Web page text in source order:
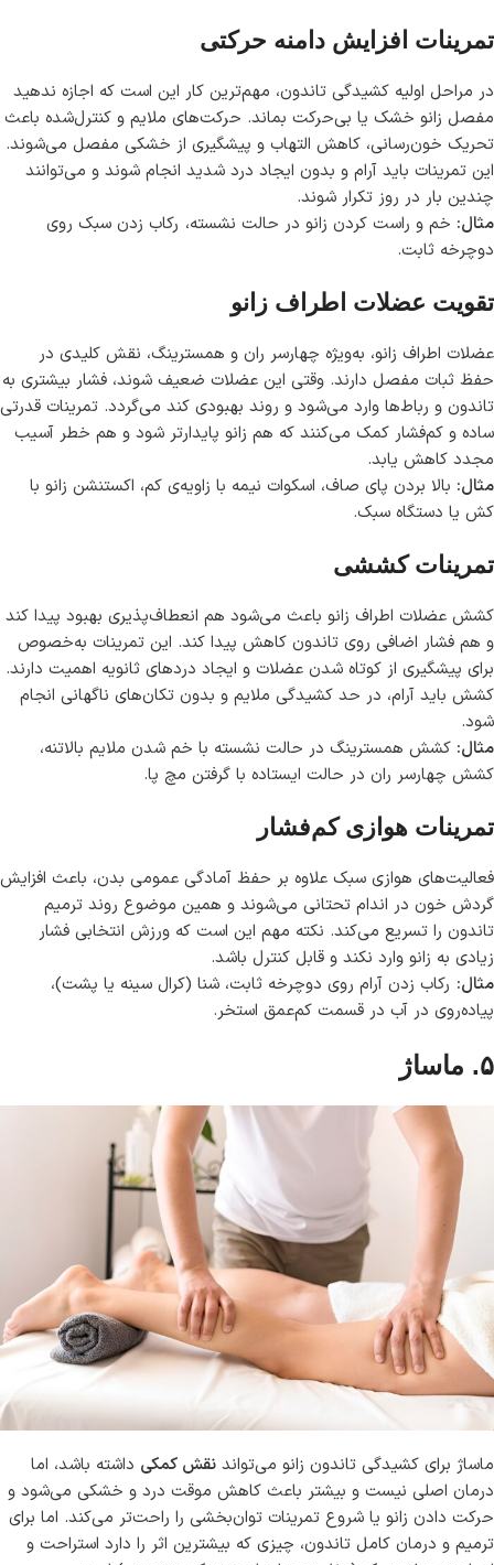
تمرینات افزایش دامنه حرکتی
در مراحل اولیه‌ کشیدگی تاندون، مهم‌ترین کار این است که اجازه ندهید
مفصل زانو خشک یا بی‌حرکت بماند. حرکت‌های ملایم و کنترل‌شده باعث
تحریک خون‌رسانی، کاهش التهاب و پیشگیری از خشکی مفصل می‌شوند.
این تمرینات باید آرام و بدون ایجاد درد شدید انجام شوند و می‌توانند
چندین بار در روز تکرار شوند.
مثال: خم و راست کردن زانو در حالت نشسته، رکاب زدن سبک روی
دوچرخه ثابت.
تقویت عضلات اطراف زانو
عضلات اطراف زانو، به‌ویژه چهارسر ران و همسترینگ، نقش کلیدی در
حفظ ثبات مفصل دارند. وقتی این عضلات ضعیف شوند، فشار بیشتری به
تاندون و رباط‌ها وارد می‌شود و روند بهبودی کند می‌گردد. تمرینات قدرتی
ساده و کم‌فشار کمک می‌کنند که هم زانو پایدارتر شود و هم خطر آسیب
مجدد کاهش یابد.
مثال: بالا بردن پای صاف، اسکوات نیمه با زاویه‌ی کم، اکستنشن زانو با
کش یا دستگاه سبک.
تمرینات کششی
کشش عضلات اطراف زانو باعث می‌شود هم انعطاف‌پذیری بهبود پیدا کند
و هم فشار اضافی روی تاندون کاهش پیدا کند. این تمرینات به‌خصوص
برای پیشگیری از کوتاه شدن عضلات و ایجاد دردهای ثانویه اهمیت دارند.
کشش باید آرام، در حد کشیدگی ملایم و بدون تکان‌های ناگهانی انجام
شود.
مثال: کشش همسترینگ در حالت نشسته با خم شدن ملایم بالاتنه،
کشش چهارسر ران در حالت ایستاده با گرفتن مچ پا.
تمرینات هوازی کم‌فشار
فعالیت‌های هوازی سبک علاوه بر حفظ آمادگی عمومی بدن، باعث افزایش
گردش خون در اندام تحتانی می‌شوند و همین موضوع روند ترمیم
تاندون را تسریع می‌کند. نکته مهم این است که ورزش انتخابی فشار
زیادی به زانو وارد نکند و قابل کنترل باشد.
مثال: رکاب زدن آرام روی دوچرخه ثابت، شنا (کرال سینه یا پشت)،
پیاده‌روی در آب در قسمت کم‌عمق استخر.
۵. ماساژ
ماساژ برای کشیدگی تاندون زانو می‌تواند نقش کمکی داشته باشد، اما
درمان اصلی نیست و بیشتر باعث کاهش موقت درد و خشکی می‌شود و
حرکت دادن زانو یا شروع تمرینات توان‌بخشی را راحت‌تر می‌کند. اما برای
ترمیم و درمان کامل تاندون، چیزی که بیشترین اثر را دارد استراحت و